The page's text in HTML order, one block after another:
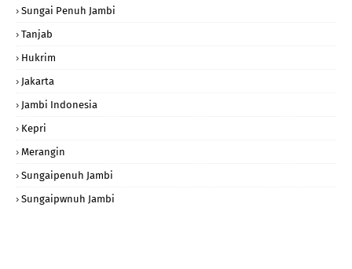
Sungai Penuh Jambi
Tanjab
Hukrim
Jakarta
Jambi Indonesia
Kepri
Merangin
Sungaipenuh Jambi
Sungaipwnuh Jambi